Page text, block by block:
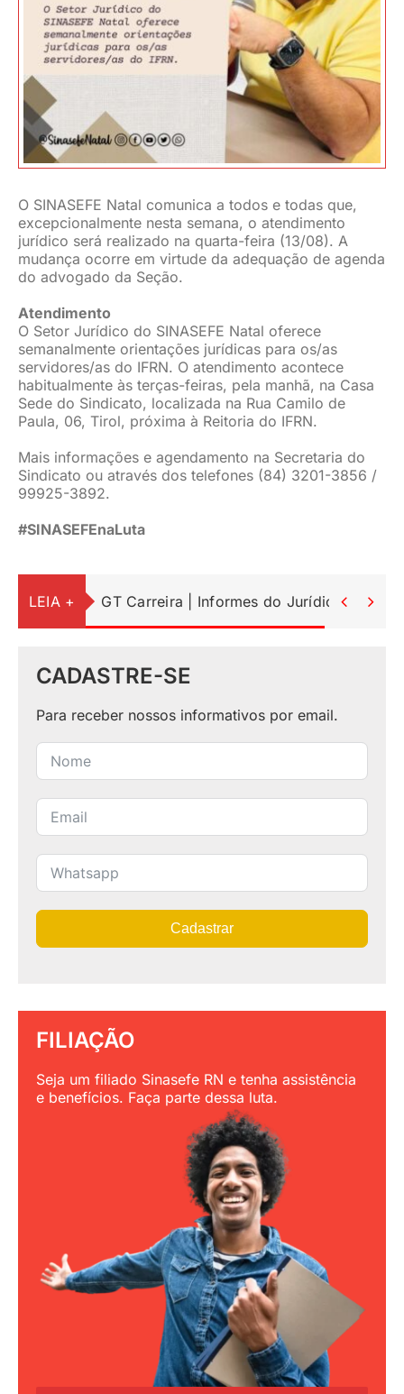
O SINASEFE Natal comunica a todos e todas que,
excepcionalmente nesta semana, o atendimento
jurídico será realizado na quarta-feira (13/08). A
mudança ocorre em virtude da adequação de agenda
do advogado da Seção.
Atendimento
O Setor Jurídico do SINASEFE Natal oferece
semanalmente orientações jurídicas para os/as
servidores/as do IFRN. O atendimento acontece
habitualmente às terças-feiras, pela manhã, na Casa
Sede do Sindicato, localizada na Rua Camilo de
Paula, 06, Tirol, próxima à Reitoria do IFRN.
Mais informações e agendamento na Secretaria do
Sindicato ou através dos telefones (84) 3201-3856 /
99925-3892.
#SINASEFEnaLuta
LEIA + GT Carreira | Informes do Jurídico 
CADASTRE-SE
Para receber nossos informativos por email.
Cadastrar
FILIAÇÃO
Seja um filiado Sinasefe RN e tenha assistência
e benefícios. Faça parte dessa luta.